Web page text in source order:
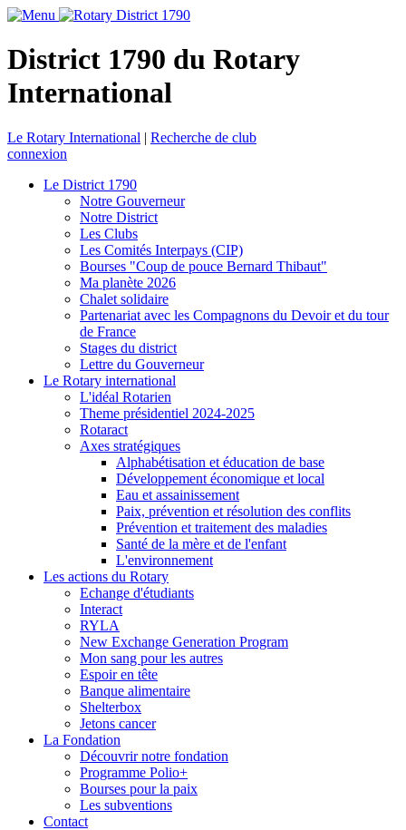
District 1790 du Rotary
International
Le Rotary International | Recherche de club
connexion
Le District 1790
Notre Gouverneur
Notre District
Les Clubs
Les Comités Interpays (CIP)
Bourses "Coup de pouce Bernard Thibaut"
Ma planète 2026
Chalet solidaire
Partenariat avec les Compagnons du Devoir et du tour
de France
Stages du district
Lettre du Gouverneur
Le Rotary international
L'idéal Rotarien
Theme présidentiel 2024-2025
Rotaract
Axes stratégiques
Alphabétisation et éducation de base
Développement économique et local
Eau et assainissement
Paix, prévention et résolution des conflits
Prévention et traitement des maladies
Santé de la mère et de l'enfant
L'environnement
Les actions du Rotary
Echange d'étudiants
Interact
RYLA
New Exchange Generation Program
Mon sang pour les autres
Espoir en tête
Banque alimentaire
Shelterbox
Jetons cancer
La Fondation
Découvrir notre fondation
Programme Polio+
Bourses pour la paix
Les subventions
Contact